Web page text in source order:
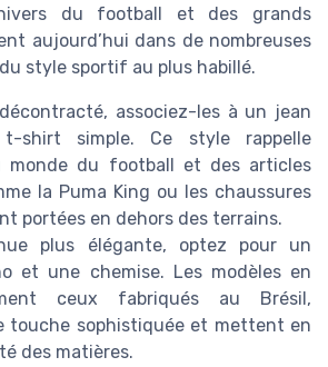
du football et des grands
aujourd’hui dans de nombreuses
style sportif au plus habillé.
associez-les à un jean
simple. Ce style rappelle
monde du football et des articles
la Puma King ou les chaussures
portées en dehors des terrains.
plus élégante, optez pour un
et une chemise. Les modèles en
ceux fabriqués au Brésil,
touche sophistiquée et mettent en
des matières.